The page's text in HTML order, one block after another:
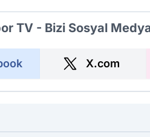
TV - Bizi Sosyal
X.com